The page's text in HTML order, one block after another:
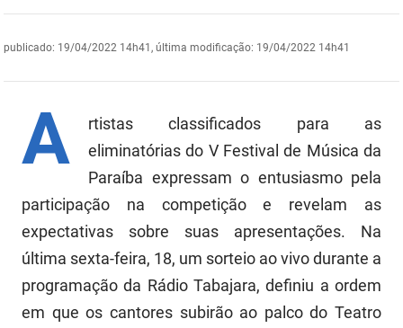
Meio Ambiente e Sustentabilidade
Mulher e da Diversidade Humana
Planejamento, Orçamento e Gestão
Procuradoria Geral do Estado
Representação Institucional
FUNAD
FUNES
FUNESC
IMEQ
publicado: 19/04/2022 14h41 , última modificação: 19/04/2022 14h41
A
rtistas classificados para as
eliminatórias do V Festival de Música da
Paraíba expressam o entusiasmo pela
participação na competição e revelam as
expectativas sobre suas apresentações. Na
última sexta-feira, 18, um sorteio ao vivo durante a
programação da Rádio Tabajara, definiu a ordem
em que os cantores subirão ao palco do Teatro